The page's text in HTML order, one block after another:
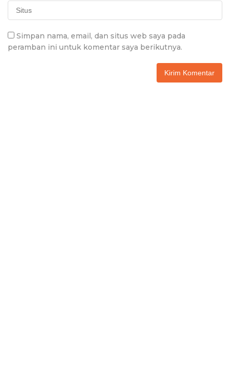
Simpan nama, email, dan situs web saya pada
peramban ini untuk komentar saya berikutnya.